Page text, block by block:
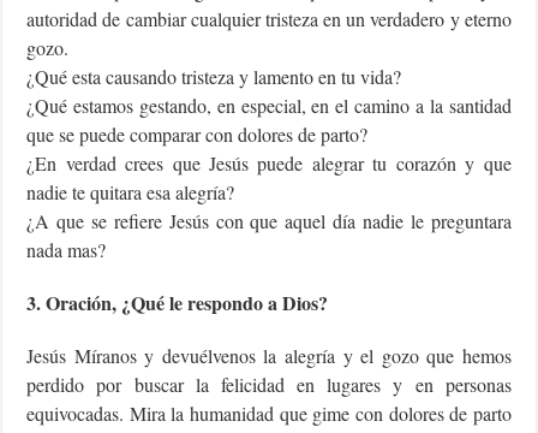
autoridad de cambiar cualquier tristeza en un verdadero y eterno
gozo.
¿Qué esta causando tristeza y lamento en tu vida?
¿Qué estamos gestando, en especial, en el camino a la santidad
que se puede comparar con dolores de parto?
¿En verdad crees que Jesús puede alegrar tu corazón y que
nadie te quitara esa alegría?
¿A que se refiere Jesús con que aquel día nadie le preguntara
nada mas?
3. Oración, ¿Qué le respondo a Dios?
Jesús Míranos y devuélvenos la alegría y el gozo que hemos
perdido por buscar la felicidad en lugares y en personas
equivocadas. Mira la humanidad que gime con dolores de parto